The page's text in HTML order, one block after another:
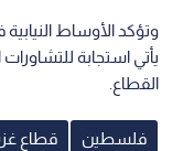
وتؤكد الأوساط النيابية
يأتي استجابة
القطاع.
فلسطين قطاع